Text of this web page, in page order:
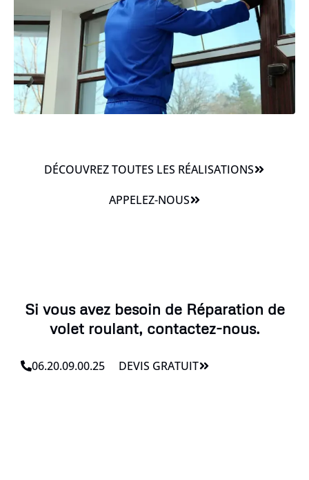
DÉCOUVREZ TOUTES LES RÉALISATIONS
APPELEZ-NOUS
Si vous avez besoin de Réparation de
volet roulant, contactez-nous.
06.20.09.00.25 DEVIS GRATUIT